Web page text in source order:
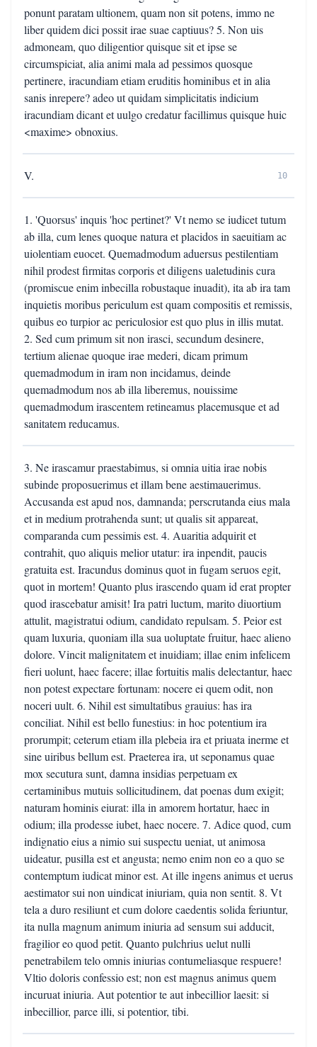
ponunt paratam ultionem, quam non sit potens, immo ne
liber quidem dici possit irae suae captiuus? 5. Non uis
admoneam, quo diligentior quisque sit et ipse se
circumspiciat, alia animi mala ad pessimos quosque
pertinere, iracundiam etiam eruditis hominibus et in alia
sanis inrepere? adeo ut quidam simplicitatis indicium
iracundiam dicant et uulgo credatur facillimus quisque huic
<maxime> obnoxius.
V. 10
1. 'Quorsus' inquis 'hoc pertinet?' Vt nemo se iudicet tutum
ab illa, cum lenes quoque natura et placidos in saeuitiam ac
uiolentiam euocet. Quemadmodum aduersus pestilentiam
nihil prodest firmitas corporis et diligens ualetudinis cura
(promiscue enim inbecilla robustaque inuadit), ita ab ira tam
inquietis moribus periculum est quam compositis et remissis,
quibus eo turpior ac periculosior est quo plus in illis mutat.
2. Sed cum primum sit non irasci, secundum desinere,
tertium alienae quoque irae mederi, dicam primum
quemadmodum in iram non incidamus, deinde
quemadmodum nos ab illa liberemus, nouissime
quemadmodum irascentem retineamus placemusque et ad
sanitatem reducamus.
3. Ne irascamur praestabimus, si omnia uitia irae nobis
subinde proposuerimus et illam bene aestimauerimus.
Accusanda est apud nos, damnanda; perscrutanda eius mala
et in medium protrahenda sunt; ut qualis sit appareat,
comparanda cum pessimis est. 4. Auaritia adquirit et
contrahit, quo aliquis melior utatur: ira inpendit, paucis
gratuita est. Iracundus dominus quot in fugam seruos egit,
quot in mortem! Quanto plus irascendo quam id erat propter
quod irascebatur amisit! Ira patri luctum, marito diuortium
attulit, magistratui odium, candidato repulsam. 5. Peior est
quam luxuria, quoniam illa sua uoluptate fruitur, haec alieno
dolore. Vincit malignitatem et inuidiam; illae enim infelicem
fieri uolunt, haec facere; illae fortuitis malis delectantur, haec
non potest expectare fortunam: nocere ei quem odit, non
noceri uult. 6. Nihil est simultatibus grauius: has ira
conciliat. Nihil est bello funestius: in hoc potentium ira
prorumpit; ceterum etiam illa plebeia ira et priuata inerme et
sine uiribus bellum est. Praeterea ira, ut seponamus quae
mox secutura sunt, damna insidias perpetuam ex
certaminibus mutuis sollicitudinem, dat poenas dum exigit;
naturam hominis eiurat: illa in amorem hortatur, haec in
odium; illa prodesse iubet, haec nocere. 7. Adice quod, cum
indignatio eius a nimio sui suspectu ueniat, ut animosa
uideatur, pusilla est et angusta; nemo enim non eo a quo se
contemptum iudicat minor est. At ille ingens animus et uerus
aestimator sui non uindicat iniuriam, quia non sentit. 8. Vt
tela a duro resiliunt et cum dolore caedentis solida feriuntur,
ita nulla magnum animum iniuria ad sensum sui adducit,
fragilior eo quod petit. Quanto pulchrius uelut nulli
penetrabilem telo omnis iniurias contumeliasque respuere!
Vltio doloris confessio est; non est magnus animus quem
incuruat iniuria. Aut potentior te aut inbecillior laesit: si
inbecillior, parce illi, si potentior, tibi.